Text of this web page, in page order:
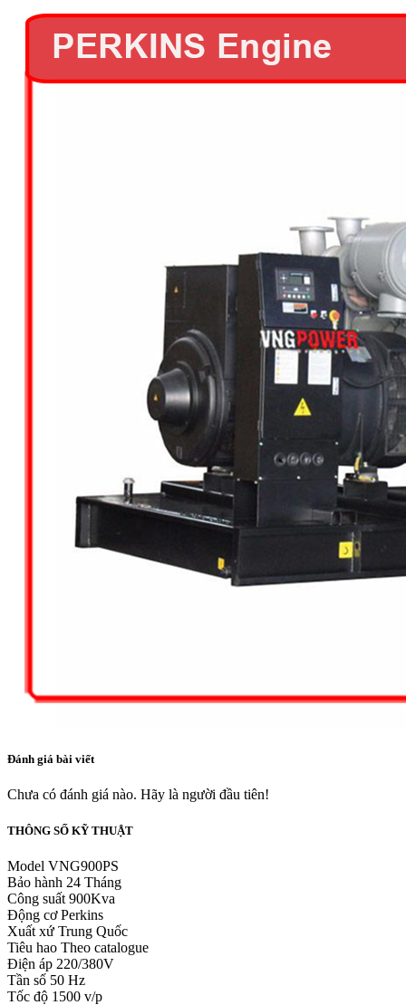
Đánh giá bài viết
Chưa có đánh giá nào. Hãy là người đầu tiên!
THÔNG SỐ KỸ THUẬT
Model VNG900PS
Bảo hành 24 Tháng
Công suất 900Kva
Động cơ Perkins
Xuất xứ Trung Quốc
Tiêu hao Theo catalogue
Điện áp 220/380V
Tần số 50 Hz
Tốc độ 1500 v/p